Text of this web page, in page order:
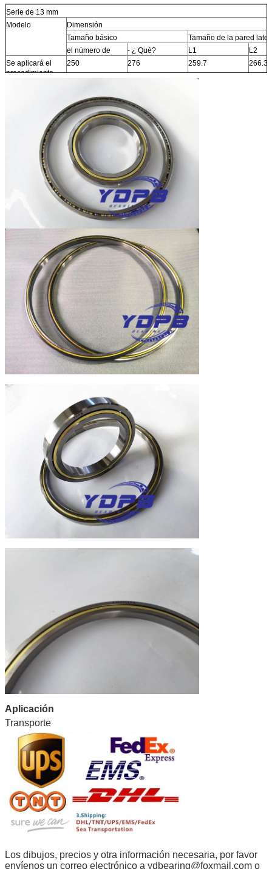
Serie de 13 mm
Modelo
Dimensión
Tamaño básico
Tamaño de la pared
el número de
- ¿ Qué? L1
L2
Se aplicará el
procedimiento
250 276 259.7 266.3
Aplicación
Transporte
Los dibujos, precios y otra información necesaria, por favor
envíenos un correo electrónico a ydbearing@foxmail.com o